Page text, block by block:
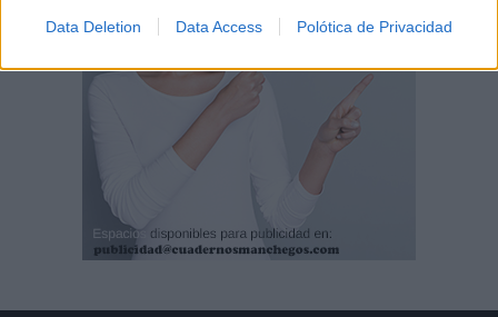
Data Deletion Data Access Polótica de Privacidad